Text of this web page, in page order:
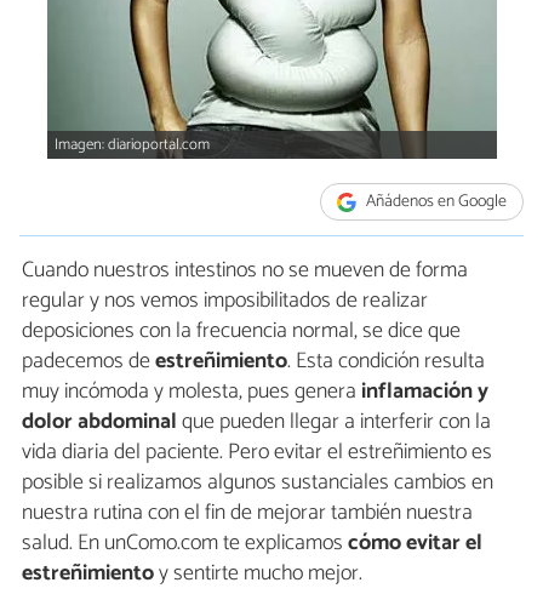
Imagen: diarioportal.com
Añádenos en Google
Cuando nuestros intestinos no se mueven de forma
regular y nos vemos imposibilitados de realizar
deposiciones con la frecuencia normal, se dice que
padecemos deestreñimiento. Esta condición resulta
muy incómoda y molesta, pues genera inflamación y
dolor abdominalque pueden llegar a interferir con la
vida diaria del paciente. Pero evitar el estreñimiento es
posible si realizamos algunos sustanciales cambios en
nuestra rutina con el fin de mejorar también nuestra
salud. En unComo.com te explicamoscómo evitar el
estreñimientoy sentirte mucho mejor.